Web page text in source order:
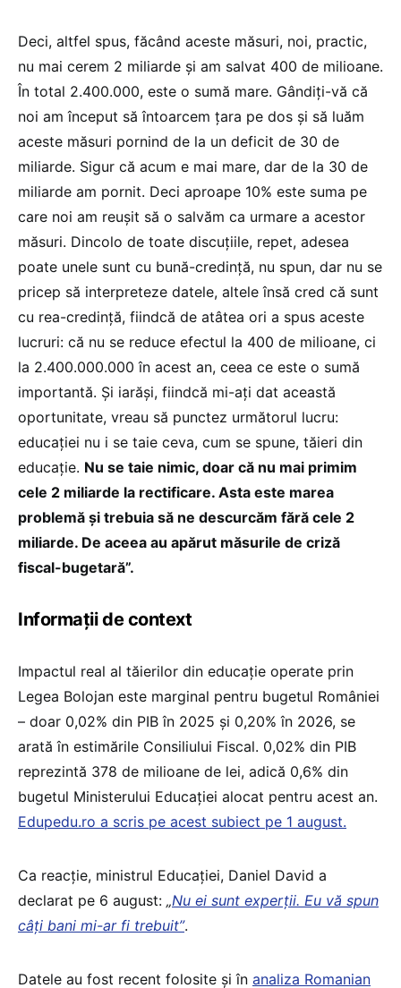
Deci, altfel spus, făcând aceste măsuri, noi, practic,
nu mai cerem 2 miliarde și am salvat 400 de milioane.
În total 2.400.000, este o sumă mare. Gândiți-vă că
noi am început să întoarcem țara pe dos și să luăm
aceste măsuri pornind de la un deficit de 30 de
miliarde. Sigur că acum e mai mare, dar de la 30 de
miliarde am pornit. Deci aproape 10% este suma pe
care noi am reușit să o salvăm ca urmare a acestor
măsuri. Dincolo de toate discuțiile, repet, adesea
poate unele sunt cu bună-credință, nu spun, dar nu se
pricep să interpreteze datele, altele însă cred că sunt
cu rea-credință, fiindcă de atâtea ori a spus aceste
lucruri: că nu se reduce efectul la 400 de milioane, ci
la 2.400.000.000 în acest an, ceea ce este o sumă
importantă. Și iarăși, fiindcă mi-ați dat această
oportunitate, vreau să punctez următorul lucru:
educației nu i se taie ceva, cum se spune, tăieri din
educație. Nu se taie nimic, doar că nu mai primim
cele 2 miliarde la rectificare. Asta este marea
problemă și trebuia să ne descurcăm fără cele 2
miliarde. De aceea au apărut măsurile de criză
fiscal-bugetară”.
Informații de context
Impactul real al tăierilor din educație operate prin
Legea Bolojan este marginal pentru bugetul României
– doar 0,02% din PIB în 2025 și 0,20% în 2026, se
arată în estimările Consiliului Fiscal. 0,02% din PIB
reprezintă 378 de milioane de lei, adică 0,6% din
bugetul Ministerului Educației alocat pentru acest an.
Edupedu.ro a scris pe acest subiect pe 1 august.
Ca reacție, ministrul Educației, Daniel David a
declarat pe 6 august: „Nu ei sunt experții. Eu vă spun
câți bani mi-ar fi trebuit”.
Datele au fost recent folosite și în analiza Romanian